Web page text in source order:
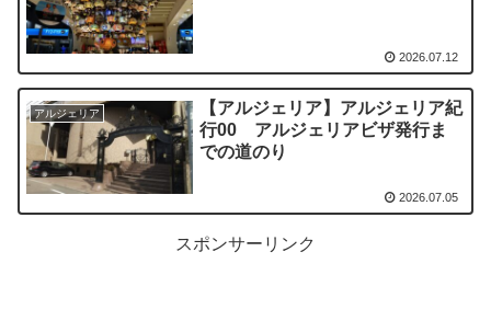
2026.07.12
アルジェリア
【アルジェリア】アルジェリア紀
行00 アルジェリアビザ発行ま
での道のり
2026.07.05
スポンサーリンク